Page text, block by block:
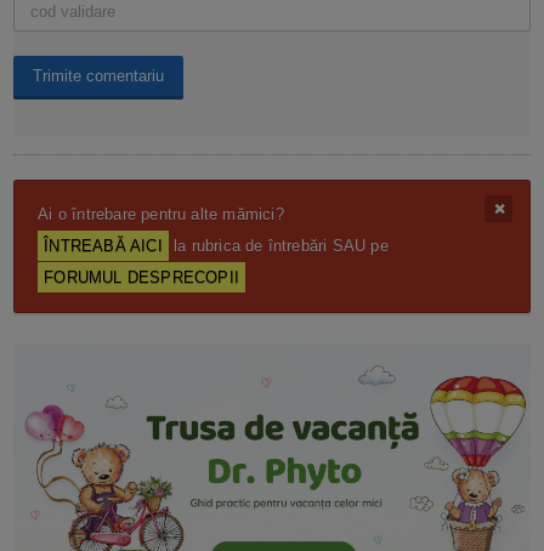
Ai o întrebare pentru alte mămici?
ÎNTREABĂ AICI
la rubrica de întrebări SAU pe
FORUMUL DESPRECOPII